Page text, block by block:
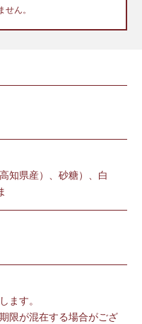
ん。
知県産）、砂糖）、白
ます。
限が混在する場合がござ